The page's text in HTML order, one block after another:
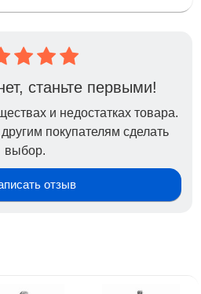
станьте первыми!
и недостатках товара.
покупателям сделать
выбор.
отзыв